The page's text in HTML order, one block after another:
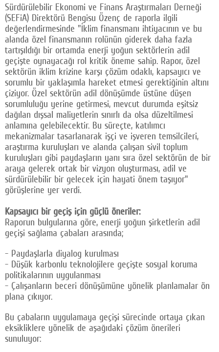
Sürdürülebilir Ekonomi ve Finans Araştırmaları Derneği
(SEFiA) Direktörü Bengisu Özenç de raporla ilgili
değerlendirmesinde "İklim finansmanı ihtiyacının ve bu
alanda özel finansmanın rolünün giderek daha fazla
tartışıldığı bir ortamda enerji yoğun sektörlerin adil
geçişte oynayacağı rol kritik öneme sahip. Rapor, özel
sektörün iklim krizine karşı çözüm odaklı, kapsayıcı ve
sorumlu bir yaklaşımla hareket etmesi gerektiğinin altını
çiziyor. Özel sektörün adil dönüşümde üstüne düşen
sorumluluğu yerine getirmesi, mevcut durumda eşitsiz
dağılan dışsal maliyetlerin sınırlı da olsa düzeltilmesi
anlamına gelebilecektir. Bu süreçte, katılımcı
mekanizmalar tasarlanarak işçi ve işveren temsilcileri,
araştırma kuruluşları ve alanda çalışan sivil toplum
kuruluşları gibi paydaşların yanı sıra özel sektörün de bir
araya gelerek ortak bir vizyon oluşturması, adil ve
sürdürülebilir bir gelecek için hayati önem taşıyor"
görüşlerine yer verdi.
Kapsayıcı bir geçiş için güçlü öneriler:
Raporun bulgularına göre, enerji yoğun şirketlerin adil
geçişi sağlama çabaları arasında;
- Paydaşlarla diyalog kurulması
- Düşük karbonlu teknolojilere geçişte sosyal koruma
politikalarının uygulanması
- Çalışanların beceri dönüşümüne yönelik planlamalar ön
plana çıkıyor.
Bu çabaların uygulamaya geçişi sürecinde ortaya çıkan
eksikliklere yönelik de aşağıdaki çözüm önerileri
sunuluyor: